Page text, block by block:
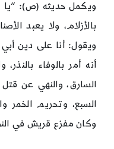
ويكمل حديثه (ص): “يا
بالأزلام، ولا يعبد
ويقول: أنا على دين
أنه أمر بالوفاء
السارق، والنهي عن قتل
السبع، وتحريم الخمر
وكان مفزع قريش في